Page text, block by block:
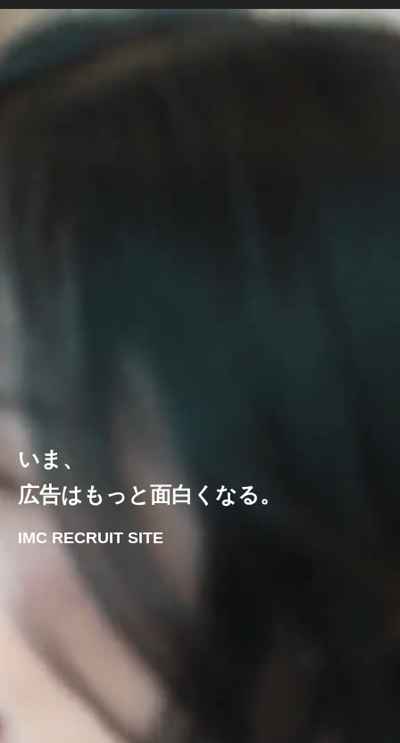
いま、
広告はもっと面白くなる。
IMC RECRUIT SITE